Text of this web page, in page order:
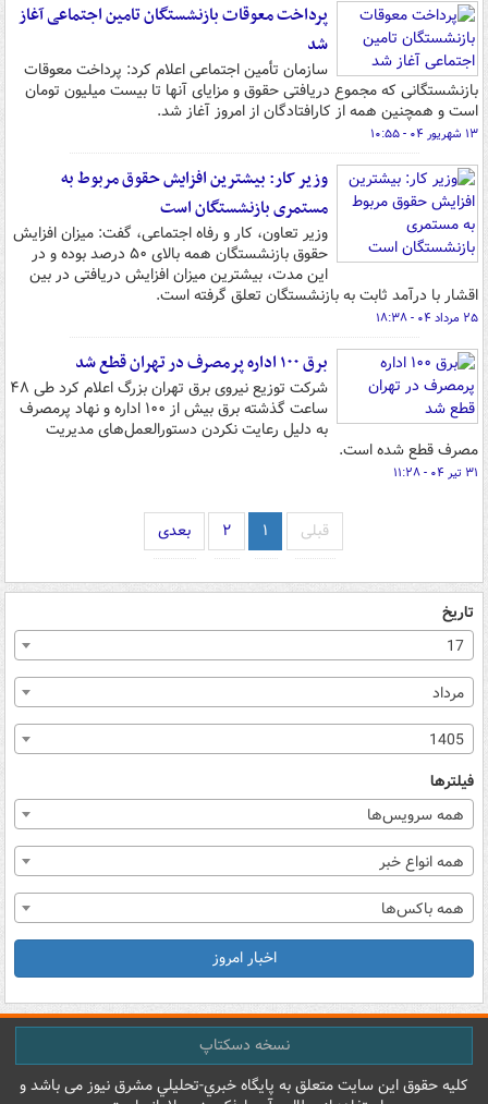
پرداخت معوقات بازنشستگان تامین اجتماعی آغاز
شد
سازمان تأمین اجتماعی اعلام کرد: پرداخت معوقات
بازنشستگانی که مجموع دریافتی حقوق و مزایای آنها تا بیست میلیون تومان
است و همچنین همه از کارافتادگان از امروز آغاز شد.
۱۳ شهریور ۰۴ - ۱۰:۵۵
وزیر کار: بیشترین افزایش حقوق مربوط به
مستمری بازنشستگان است
وزیر تعاون، کار و رفاه اجتماعی، گفت: میزان افزایش
حقوق بازنشستگان همه بالای ۵۰ درصد بوده و در
این مدت، بیشترین میزان افزایش دریافتی در بین
اقشار با درآمد ثابت به بازنشستگان تعلق گرفته است.
۲۵ مرداد ۰۴ - ۱۸:۳۸
برق ۱۰۰ اداره پرمصرف در تهران قطع شد
شرکت توزیع نیروی برق تهران بزرگ اعلام کرد طی ۴۸
ساعت گذشته برق بیش از ۱۰۰ اداره و نهاد پرمصرف
به دلیل رعایت نکردن دستورالعمل‌های مدیریت
مصرف قطع شده است.
۳۱ تیر ۰۴ - ۱۱:۲۸
قبلی ۱ ۲ بعدی
تاریخ
17
مرداد
1405
فیلترها
همه سرویس‌ها
همه انواع خبر
همه باکس‌ها
اخبار امروز
نسخه دسکتاپ
کليه حقوق اين سايت متعلق به پایگاه خبري-تحليلي مشرق نيوز می باشد و